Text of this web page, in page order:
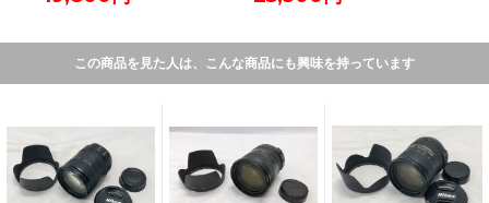
この商品を見た人は、こんな商品にも興味を持っています